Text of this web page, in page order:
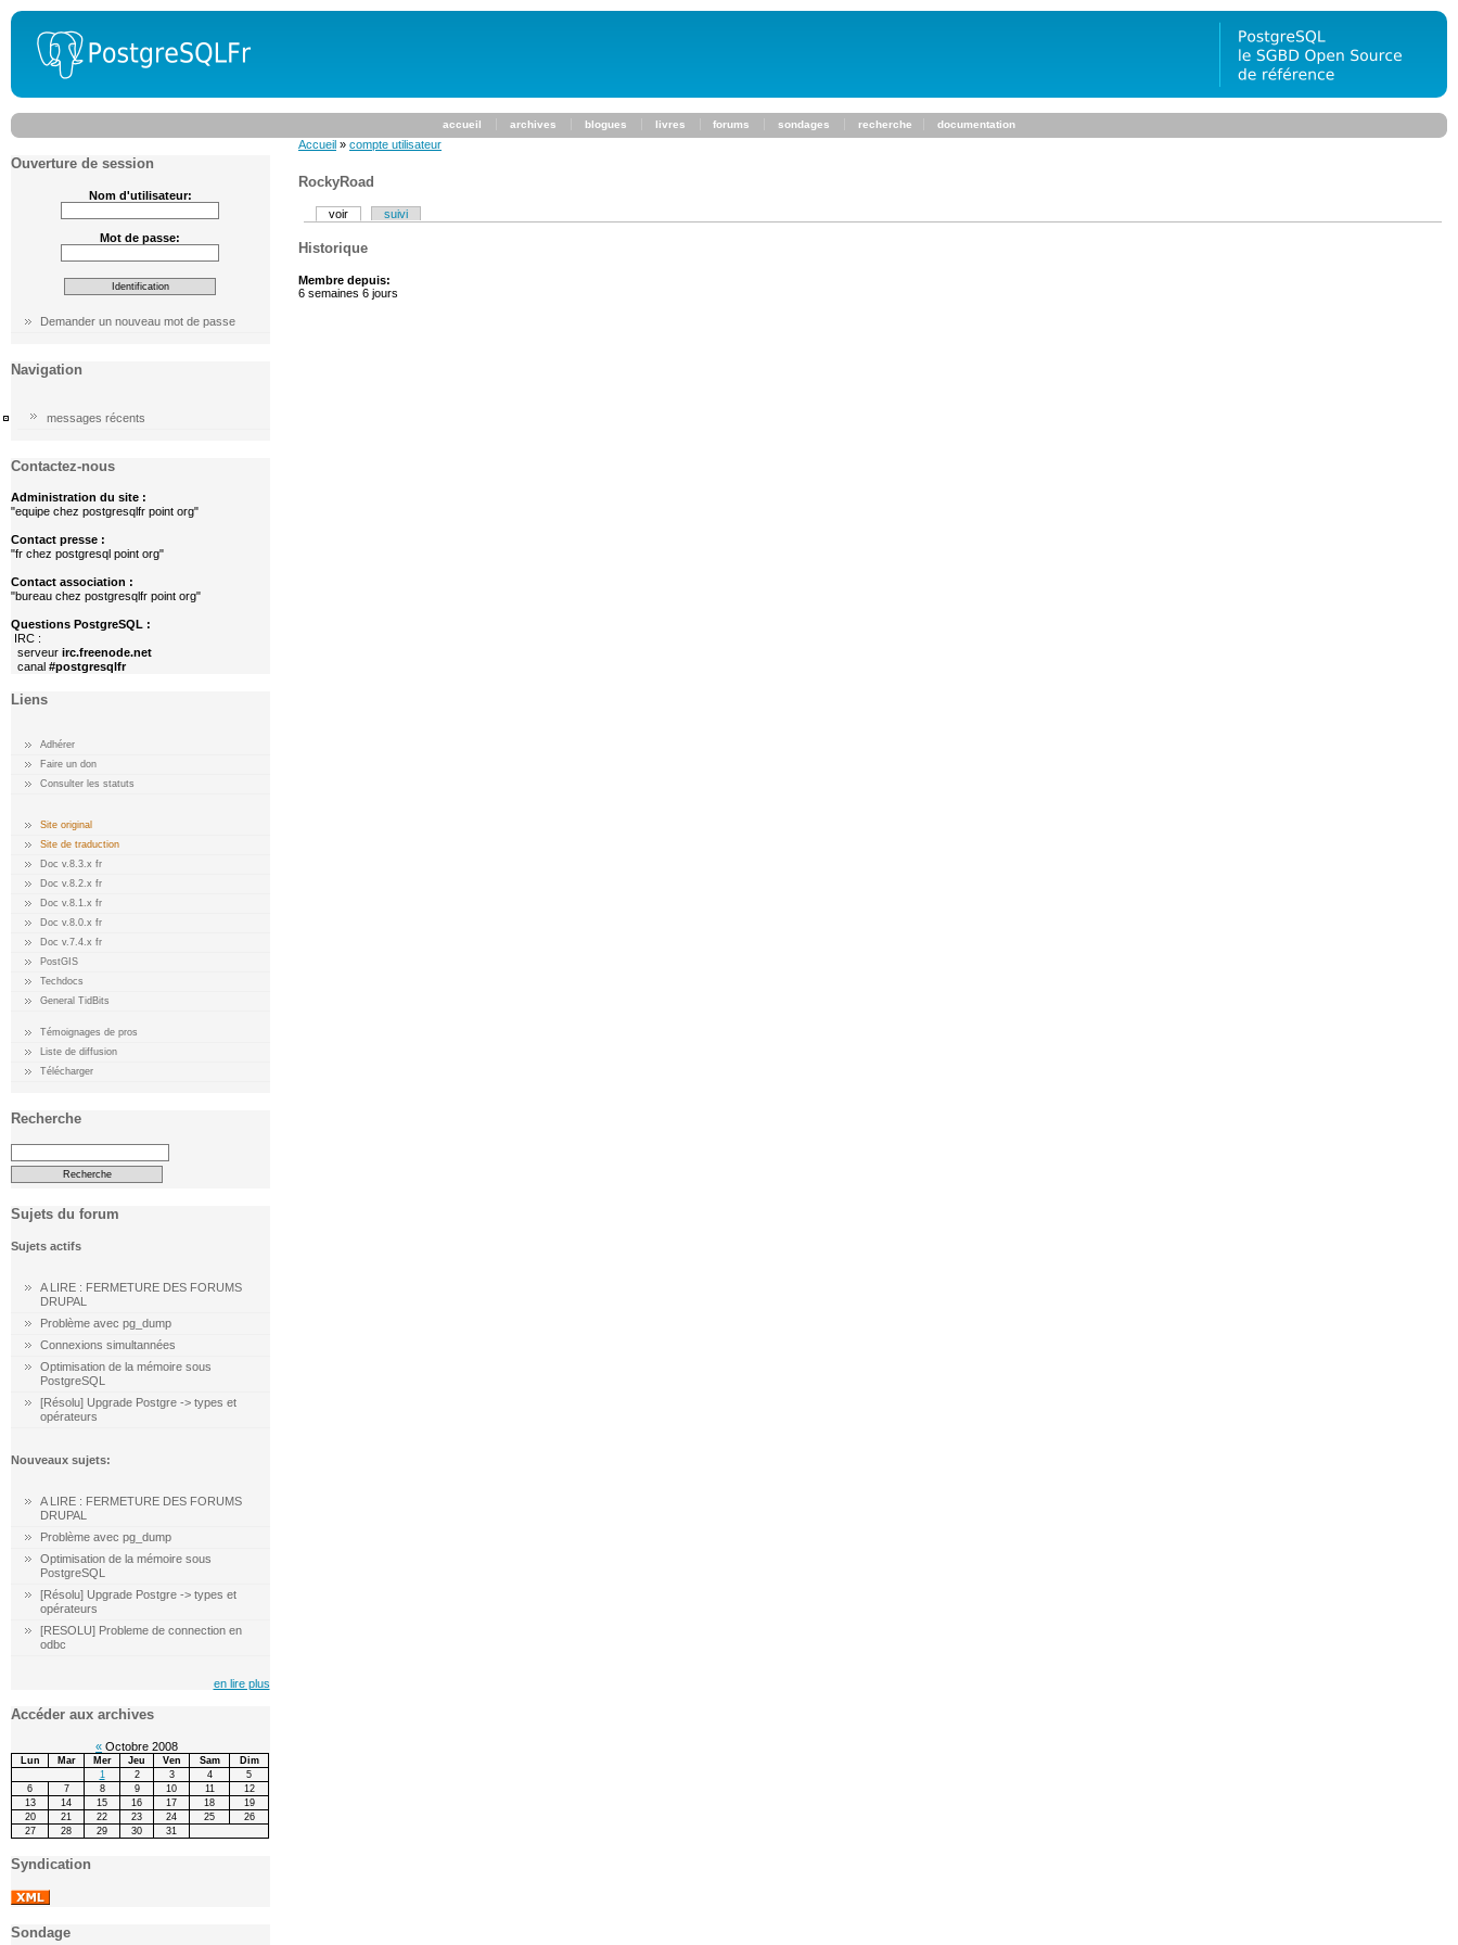
accueil archives blogues livres forums sondages recherche documentation
Ouverture de session
Nom d'utilisateur:
Mot de passe:
Demander un nouveau mot de passe
Navigation
messages récents
Contactez-nous
Administration du site :
"equipe chez postgresqlfr point org"
Contact presse :
"fr chez postgresql point org"
Contact association :
"bureau chez postgresqlfr point org"
Questions PostgreSQL :
IRC :
serveur irc.freenode.net
canal #postgresqlfr
Liens
Adhérer
Faire un don
Consulter les statuts
Site original
Site de traduction
Doc v.8.3.x fr
Doc v.8.2.x fr
Doc v.8.1.x fr
Doc v.8.0.x fr
Doc v.7.4.x fr
PostGIS
Techdocs
General TidBits
Témoignages de pros
Liste de diffusion
Télécharger
Recherche
Sujets du forum
Sujets actifs
A LIRE : FERMETURE DES FORUMS
DRUPAL
Problème avec pg_dump
Connexions simultannées
Optimisation de la mémoire sous
PostgreSQL
[Résolu] Upgrade Postgre -> types et
opérateurs
Nouveaux sujets:
A LIRE : FERMETURE DES FORUMS
DRUPAL
Problème avec pg_dump
Optimisation de la mémoire sous
PostgreSQL
[Résolu] Upgrade Postgre -> types et
opérateurs
[RESOLU] Probleme de connection en
odbc
en lire plus
Accéder aux archives
« Octobre 2008
Lun Mar Mer Jeu Ven Sam
Dim
1
2 3 4
5
6
7 8 9 10 11
12
13
14 15 16 17 18
19
20
21 22 23 24 25
26
27
28 29 30 31
Syndication
Sondage
Accueil » compte utilisateur
RockyRoad
voir suivi
Historique
Membre depuis:
6 semaines 6 jours